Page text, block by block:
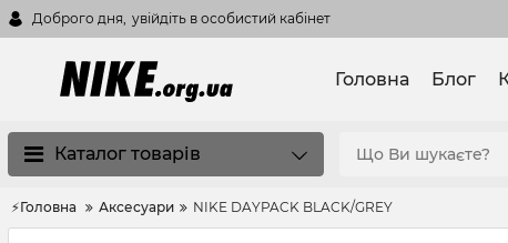
Доброго дня, увійдіть в особистий кабінет
Головна Блог
Каталог товарів
⚡Головна Аксесуари NIKE DAYPACK BLACK/GREY